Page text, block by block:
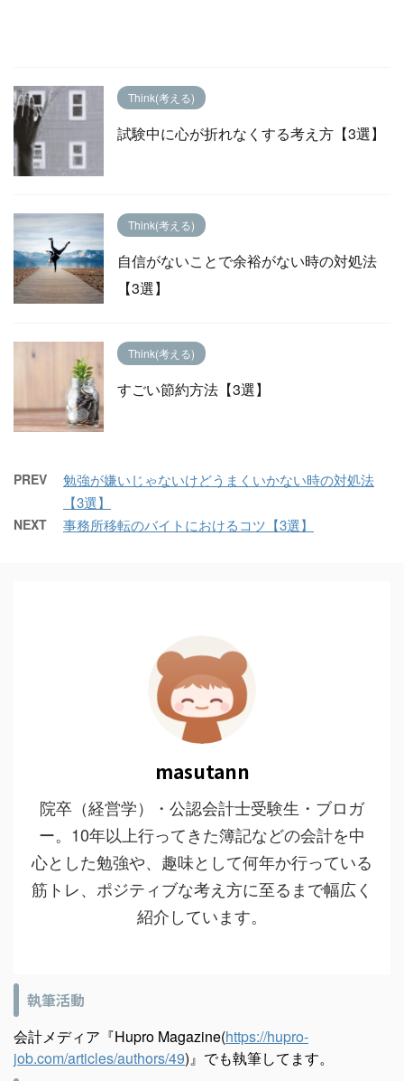
Think(考える)
試験中に心が折れなくする考え方【3選】
Think(考える)
自信がないことで余裕がない時の対処法
【3選】
Think(考える)
すごい節約方法【3選】
PREV
勉強が嫌いじゃないけどうまくいかない時の対処法
【3選】
NEXT 事務所移転のバイトにおけるコツ【3選】
masutann
院卒（経営学）・公認会計士受験生・ブロガ
ー。10年以上行ってきた簿記などの会計を中
心とした勉強や、趣味として何年か行っている
筋トレ、ポジティブな考え方に至るまで幅広く
紹介しています。
執筆活動
会計メディア『Hupro Magazine(https://hupro-
job.com/articles/authors/49)』でも執筆してます。